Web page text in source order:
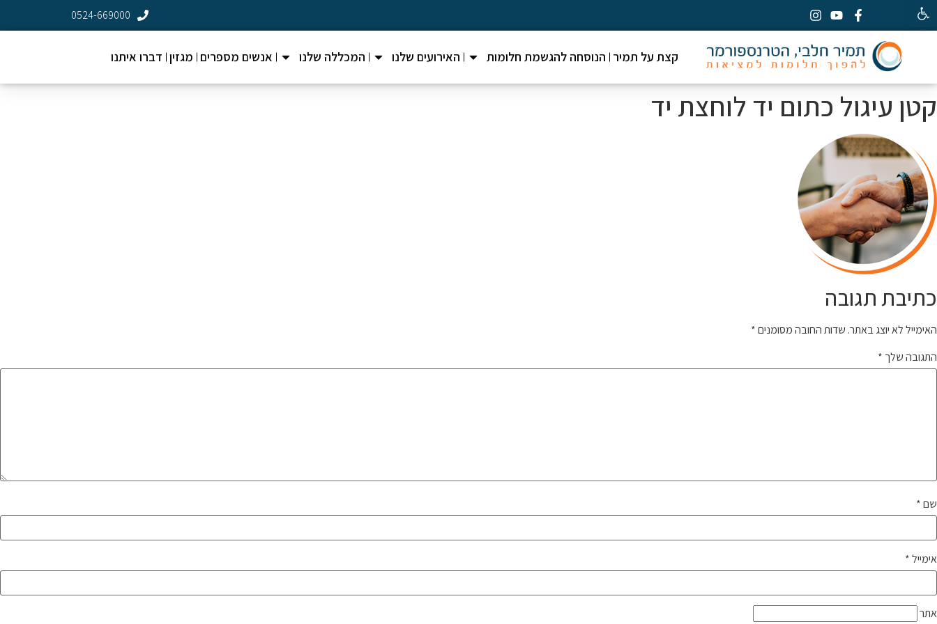
פתח סרגל נגישות
0524-669000
קצת על תמיר הנוסחה להגשמת חלומות האירועים שלנו המכללה שלנו אנשים מספרים מגזין דברו איתנו
קטן עיגול כתום יד לוחצת יד
כתיבת תגובה
האימייל לא יוצג באתר. שדות החובה מסומנים*
התגובה שלך *
שם*
אימייל*
אתר